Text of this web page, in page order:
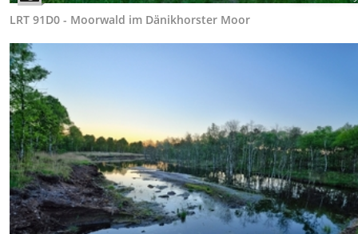
LRT 91D0 - Moorwald im Dänikhorster Moor